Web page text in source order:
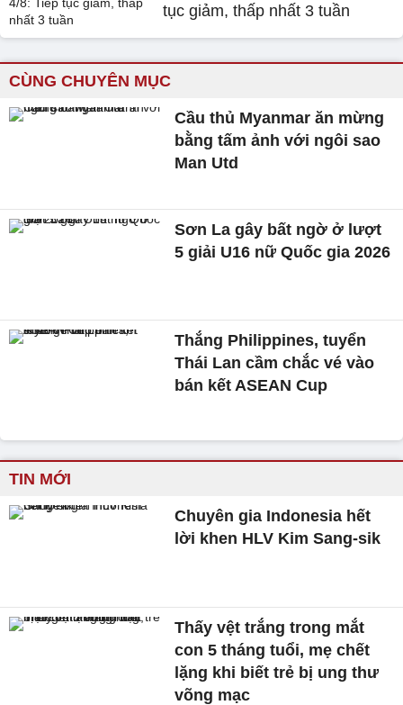
tục giảm, thấp nhất 3 tuần
CÙNG CHUYÊN MỤC
Cầu thủ Myanmar ăn mừng
bằng tấm ảnh với ngôi sao
Man Utd
Sơn La gây bất ngờ ở lượt
5 giải U16 nữ Quốc gia 2026
Thắng Philippines, tuyển
Thái Lan cầm chắc vé vào
bán kết ASEAN Cup
TIN MỚI
Chuyên gia Indonesia hết
lời khen HLV Kim Sang-sik
Thấy vệt trắng trong mắt
con 5 tháng tuổi, mẹ chết
lặng khi biết trẻ bị ung thư
võng mạc